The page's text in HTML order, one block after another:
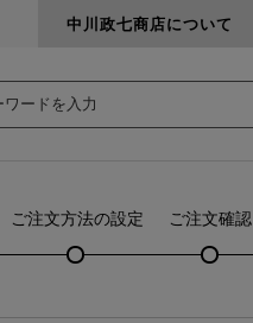
中川政七商店について
ご注文方法の設定 ご注文確認